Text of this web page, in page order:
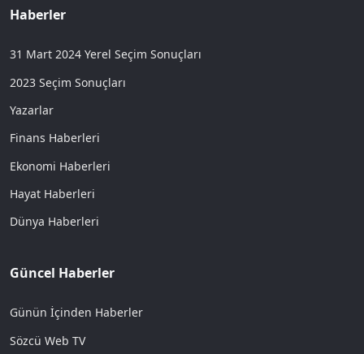
Haberler
31 Mart 2024 Yerel Seçim Sonuçları
2023 Seçim Sonuçları
Yazarlar
Finans Haberleri
Ekonomi Haberleri
Hayat Haberleri
Dünya Haberleri
Güncel Haberler
Günün İçinden Haberler
Sözcü Web TV